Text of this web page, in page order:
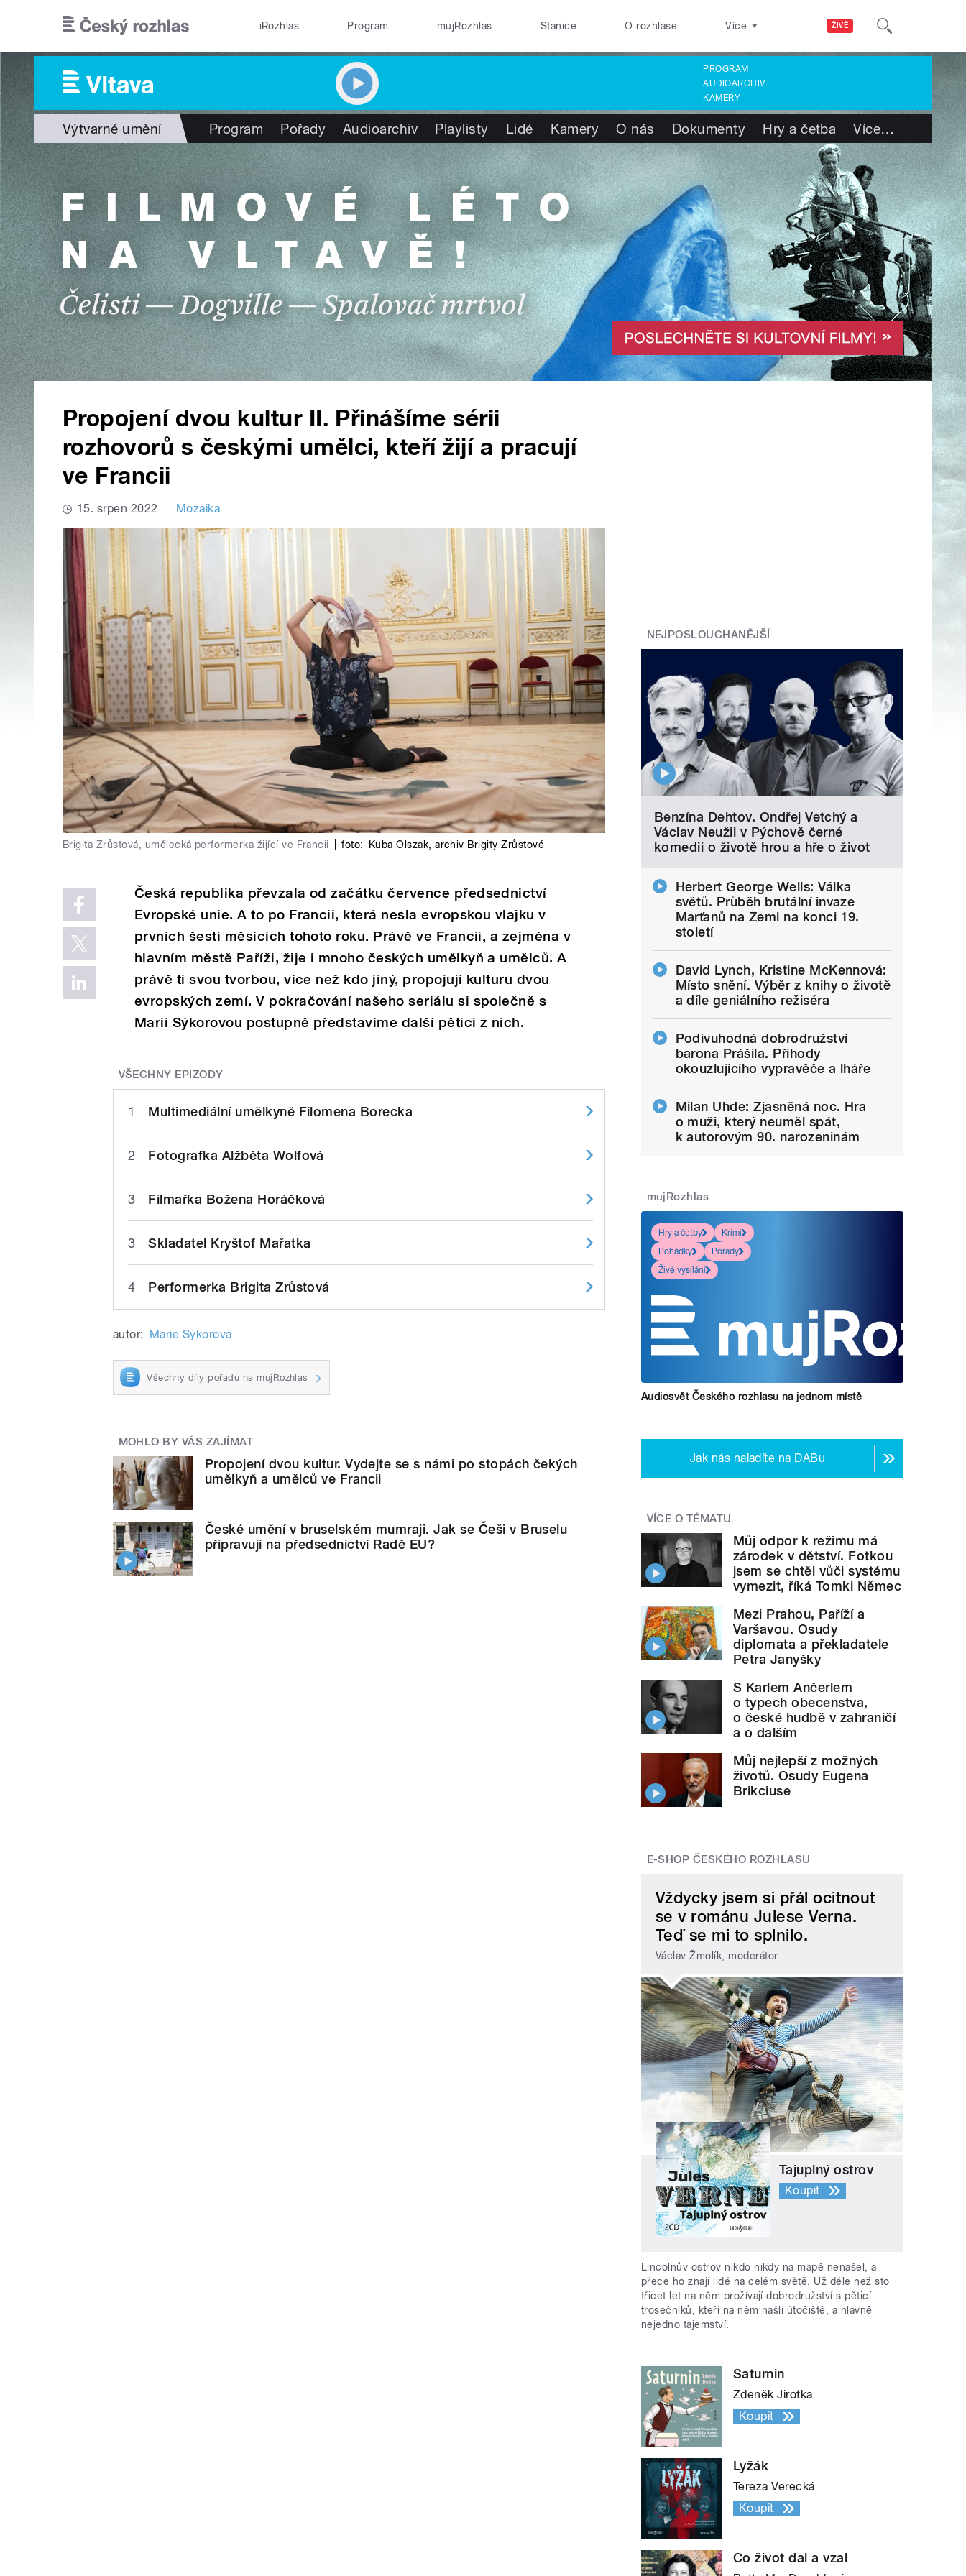
ŽIVĚ
iRozhlas Program mujRozhlas Stanice O rozhlase Více
PROGRAM
AUDIOARCHIV
KAMERY
Výtvarné umění Program Pořady Audioarchiv Playlisty Lidé Kamery O nás Dokumenty Hry a četba Více…
Propojení dvou kultur II. Přinášíme sérii
rozhovorů s českými umělci, kteří žijí a pracují
ve Francii
15. srpen 2022 Mozaika
Brigita Zrůstová, umělecká performerka žijící ve Francii foto: Kuba Olszak,archiv Brigity Zrůstové
Česká republika převzala od začátku července předsednictví
Evropské unie. A to po Francii, která nesla evropskou vlajku v
prvních šesti měsících tohoto roku. Právě ve Francii, a zejména v
hlavním městě Paříži, žije i mnoho českých umělkyň a umělců. A
právě ti svou tvorbou, více než kdo jiný, propojují kulturu dvou
evropských zemí. V pokračování našeho seriálu si společně s
Marií Sýkorovou postupně představíme další pětici z nich.
VŠECHNY EPIZODY
1 Multimediální umělkyně Filomena Borecka
2 Fotografka Alžběta Wolfová
3 Filmařka Božena Horáčková
3 Skladatel Kryštof Mařatka
4 Performerka Brigita Zrůstová
autor: Marie Sýkorová
Všechny díly pořadu na mujRozhlas
MOHLO BY VÁS ZAJÍMAT
Propojení dvou kultur. Vydejte se s námi po stopách čekých
umělkyň a umělců ve Francii
České umění v bruselském mumraji. Jak se Češi v Bruselu
připravují na předsednictví Radě EU?
NEJPOSLOUCHANĚJŠÍ
Benzína Dehtov. Ondřej Vetchý a
Václav Neužil v Pýchově černé
komedii o životě hrou a hře o život
Herbert George Wells: Válka
světů. Průběh brutální invaze
Marťanů na Zemi na konci 19.
století
David Lynch, Kristine McKennová:
Místo snění. Výběr z knihy o životě
a díle geniálního režiséra
Podivuhodná dobrodružství
barona Prášila. Příhody
okouzlujícího vypravěče a lháře
Milan Uhde: Zjasněná noc. Hra
o muži, který neuměl spát,
k autorovým 90. narozeninám
mujRozhlas
Hry a četby
Krimi
Pohádky
Pořady
Živé vysílání
Audiosvět Českého rozhlasu na jednom místě
Jak nás naladíte na DABu
VÍCE O TÉMATU
Můj odpor k režimu má
zárodek v dětství. Fotkou
jsem se chtěl vůči systému
vymezit, říká Tomki Němec
Mezi Prahou, Paříží a
Varšavou. Osudy
diplomata a překladatele
Petra Janyšky
S Karlem Ančerlem
o typech obecenstva,
o české hudbě v zahraničí
a o dalším
Můj nejlepší z možných
životů. Osudy Eugena
Brikciuse
E-SHOP ČESKÉHO ROZHLASU
Vždycky jsem si přál ocitnout
se v románu Julese Verna.
Teď se mi to splnilo.
Václav Žmolík, moderátor
Tajuplný ostrov
Koupit
Lincolnův ostrov nikdo nikdy na mapě nenašel, a
přece ho znají lidé na celém světě. Už déle než sto
třicet let na něm prožívají dobrodružství s pěticí
trosečníků, kteří na něm našli útočiště, a hlavně
nejedno tajemství.
Saturnin
Zdeněk Jirotka
Koupit
Lyžák
Tereza Verecká
Koupit
Co život dal a vzal